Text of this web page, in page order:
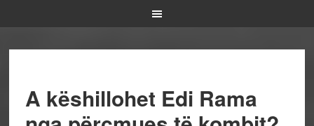
A këshillohet Edi Rama